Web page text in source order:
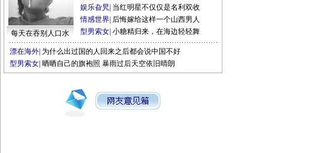
每天在吞别人口水
娱乐旮旯 当红明星不仅仅是名利双收
情感世界 后悔嫁给这样一个山西男人
型男索女 小糖精归来，在海边轻轻舞
漂在海外 为什么出过国的人回来之后都会说中国不好
型男索女 晒晒自己的旗袍照 暴雨过后天空依旧晴朗